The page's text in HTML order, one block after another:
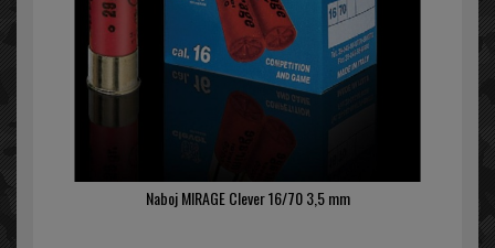
Naboj MIRAGE Clever 16/70 3,5 mm